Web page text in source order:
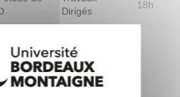
Dirigés
18h